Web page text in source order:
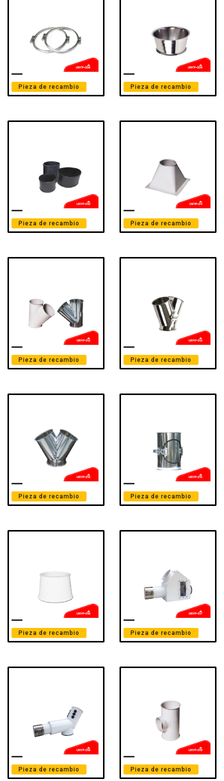
Pieza de recambio Pieza de recambio
Pieza de recambio Pieza de recambio
Pieza de recambio Pieza de recambio
Pieza de recambio Pieza de recambio
Pieza de recambio Pieza de recambio
Pieza de recambio Pieza de recambio